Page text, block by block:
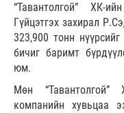
“Тавантолгой” ХК-
Гүйцэтгэх захирал
323,900 тонн
бичиг баримт
юм.
Мөн “Тавантолгой”
компанийн хувьцаа